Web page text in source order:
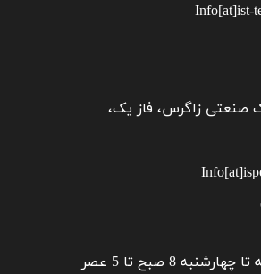
Info[at]ist-
صنعتی زاگرس، فاز یک،
8 صبح تا 5 عصر